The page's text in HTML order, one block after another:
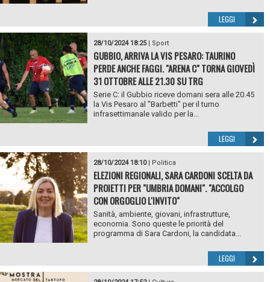
LEGGI
28/10/2024 18:25| Sport
GUBBIO, ARRIVA LA VIS PESARO: TAURINO
PERDE ANCHE FAGGI. "ARENA C" TORNA GIOVEDÌ
31 OTTOBRE ALLE 21.30 SU TRG
Serie C: il Gubbio riceve domani sera alle 20.45
la Vis Pesaro al "Barbetti" per il turno
infrasettimanale valido per la...
LEGGI
28/10/2024 18:10| Politica
ELEZIONI REGIONALI, SARA CARDONI SCELTA DA
PROIETTI PER "UMBRIA DOMANI". "ACCOLGO
CON ORGOGLIO L'INVITO"
Sanità, ambiente, giovani, infrastrutture,
economia. Sono queste le priorità del
programma di Sara Cardoni, la candidata...
LEGGI